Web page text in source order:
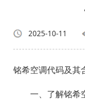
2025-10-11
铭希空调代码及其
一、了解铭希